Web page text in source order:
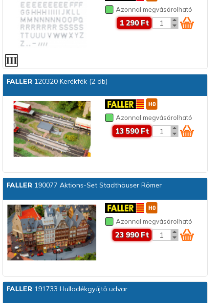
Azonnal megvásárolható
1 290 Ft
FALLER120320 Kerékfék (2 db)
Azonnal megvásárolható
13 590 Ft
FALLER190077 Aktions-Set Stadthäuser Römer
Azonnal megvásárolható
23 990 Ft
FALLER191733 Hulladékgyűjtő udvar